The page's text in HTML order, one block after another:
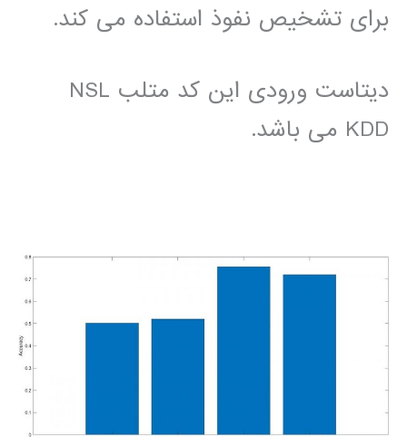
برای تشخیص نفوذ استفاده می کند.
دیتاست ورودی این کد متلب NSL
KDD می باشد.